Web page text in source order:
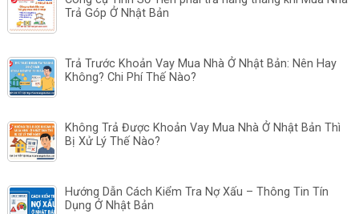
Trả Góp Ở Nhật Bản
Trả Trước Khoản Vay Mua Nhà Ở Nhật Bản: Nên Hay
Không? Chi Phí Thế Nào?
Không Trả Được Khoản Vay Mua Nhà Ở Nhật Bản Thì
Bị Xử Lý Thế Nào?
Hướng Dẫn Cách Kiểm Tra Nợ Xấu – Thông Tin Tín
Dụng Ở Nhật Bản